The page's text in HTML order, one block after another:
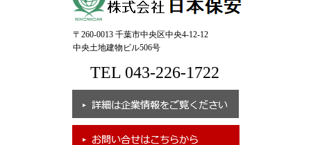
〒260-0013 千葉市中央区中央4-12-12
中央土地建物ビル506号
TEL 043-226-1722